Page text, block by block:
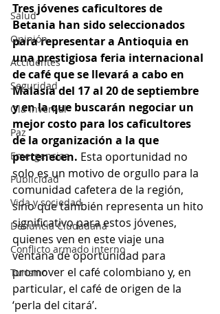
Salud
Opinión
Accidentes
Seguridad
Ola Invernal
Paz
Emergencias
Publicidad
Vida y sociedad
Denuncia Ciudadana
Conflicto armado interno
Turismo
Tres jóvenes caficultores de
Betania han sido seleccionados
para representar a Antioquia en
una prestigiosa feria internacional
de café que se llevará a cabo en
Malasia del 17 al 20 de septiembre
y en la que buscarán negociar un
mejor costo para los caficultores
de la organización a la que
pertenecen. Esta oportunidad no
solo es un motivo de orgullo para la
comunidad cafetera de la región,
sino que también representa un hito
significativo para estos jóvenes,
quienes ven en este viaje una
ventana de oportunidad para
promover el café colombiano y, en
particular, el café de origen de la
‘perla del citará’.